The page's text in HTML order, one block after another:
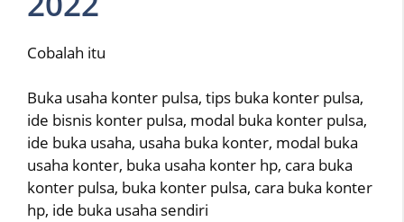
Cobalah itu
Buka usaha konter pulsa, tips buka konter pulsa,
ide bisnis konter pulsa, modal buka konter pulsa,
ide buka usaha, usaha buka konter, modal buka
usaha konter, buka usaha konter hp, cara buka
konter pulsa, buka konter pulsa, cara buka konter
hp, ide buka usaha sendiri